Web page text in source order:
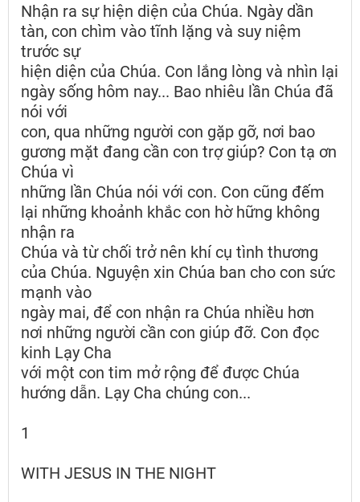
Nhận ra sự hiện diện của Chúa. Ngày dần
tàn, con chìm vào tĩnh lặng và suy niệm
trước sự
hiện diện của Chúa. Con lắng lòng và nhìn lại
ngày sống hôm nay... Bao nhiêu lần Chúa đã
nói với
con, qua những người con gặp gỡ, nơi bao
gương mặt đang cần con trợ giúp? Con tạ ơn
Chúa vì
những lần Chúa nói với con. Con cũng đếm
lại những khoảnh khắc con hờ hững không
nhận ra
Chúa và từ chối trở nên khí cụ tình thương
của Chúa. Nguyện xin Chúa ban cho con sức
mạnh vào
ngày mai, để con nhận ra Chúa nhiều hơn
nơi những người cần con giúp đỡ. Con đọc
kinh Lạy Cha
với một con tim mở rộng để được Chúa
hướng dẫn. Lạy Cha chúng con...
1
WITH JESUS IN THE NIGHT